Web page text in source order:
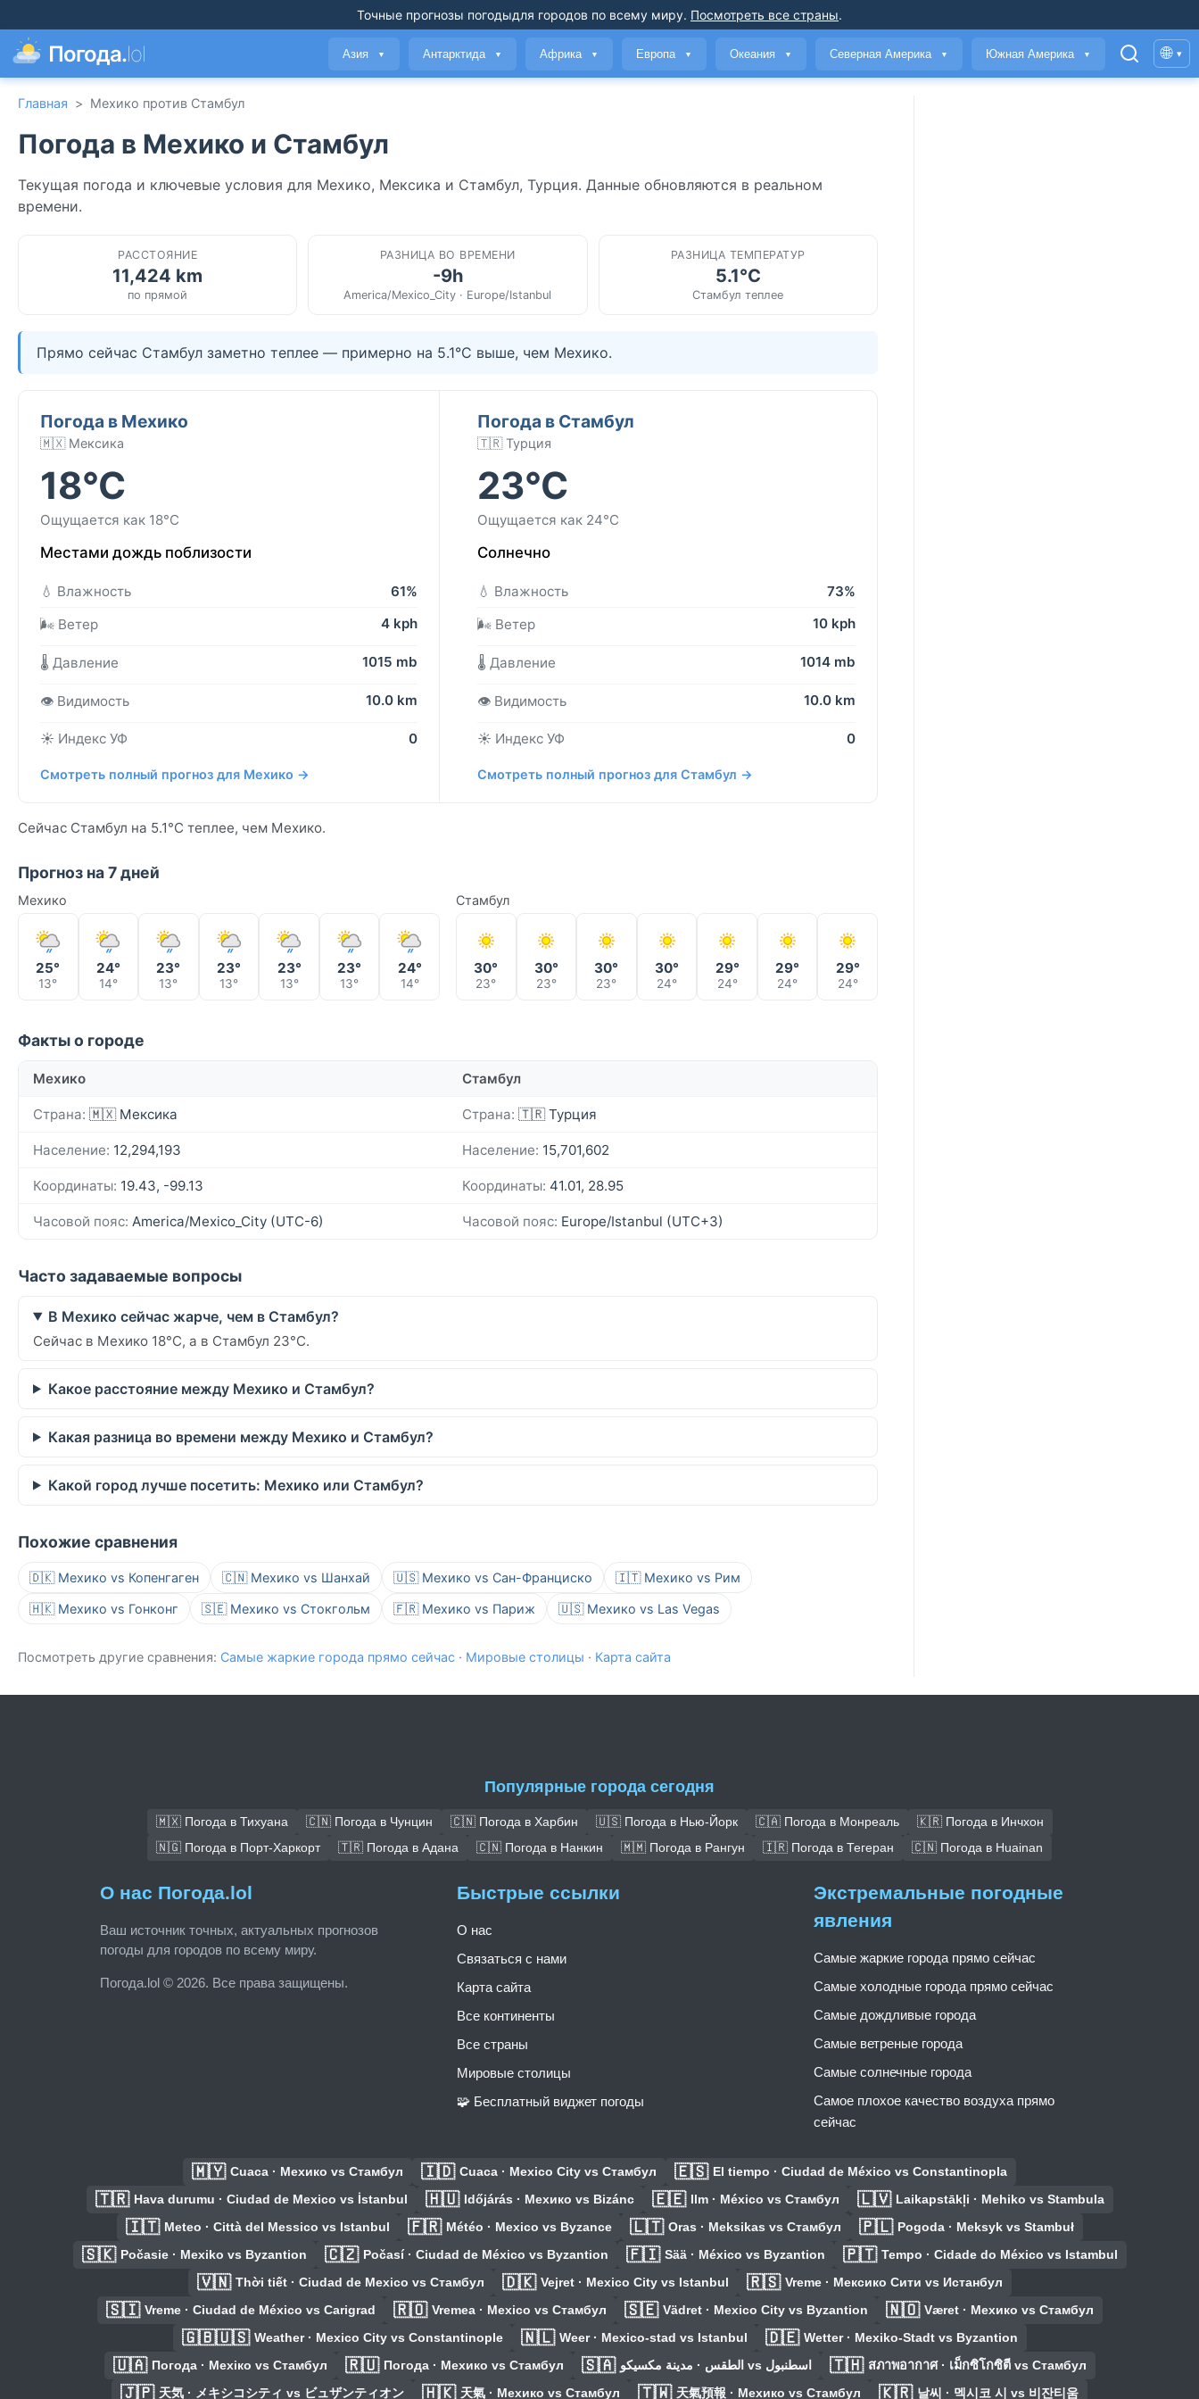
Точные прогнозы погодыдля городов по всему миру. Посмотреть все страны.
Погода.lol Азия ▼ Антарктида ▼ Африка ▼ Европа ▼ Океания ▼ Северная Америка ▼ Южная Америка ▼ 🌐 ▾
Главная > Мехико против Стамбул
Погода в Мехико и Стамбул
Текущая погода и ключевые условия для Мехико, Мексика и Стамбул, Турция. Данные обновляются в реальном
времени.
РАССТОЯНИЕ
11,424 km
по прямой
РАЗНИЦА ВО ВРЕМЕНИ
-9h
America/Mexico_City · Europe/Istanbul
РАЗНИЦА ТЕМПЕРАТУР
5.1°C
Стамбул теплее
Прямо сейчас Стамбул заметно теплее — примерно на 5.1°C выше, чем Мехико.
Погода в Мехико
🇲🇽 Мексика
18°C
Ощущается как 18°C
Местами дождь поблизости
💧 Влажность
61%
🌬️ Ветер
4 kph
🌡️ Давление 1015 mb
👁️ Видимость 10.0 km
☀️ Индекс УФ 0
Смотреть полный прогноз для Мехико →
Погода в Стамбул
🇹🇷 Турция
23°C
Ощущается как 24°C
Солнечно
💧 Влажность
73%
🌬️ Ветер
10 kph
🌡️ Давление 1014 mb
👁️ Видимость 10.0 km
☀️ Индекс УФ 0
Смотреть полный прогноз для Стамбул →
Сейчас Стамбул на 5.1°C теплее, чем Мехико.
Прогноз на 7 дней
Мехико
25°
13°
24°
14°
23°
13°
23°
13°
23°
13°
23°
13°
24°
14°
Стамбул
30°
23°
30°
23°
30°
23°
30°
24°
29°
24°
29°
24°
29°
24°
Факты о городе
Мехико Стамбул
Страна: 🇲🇽 Мексика Страна: 🇹🇷 Турция
Население: 12,294,193 Население: 15,701,602
Координаты: 19.43, -99.13 Координаты: 41.01, 28.95
Часовой пояс: America/Mexico_City (UTC-6) Часовой пояс: Europe/Istanbul (UTC+3)
Часто задаваемые вопросы
В Мехико сейчас жарче, чем в Стамбул?
Сейчас в Мехико 18°C, а в Стамбул 23°C.
Какое расстояние между Мехико и Стамбул?
Какая разница во времени между Мехико и Стамбул?
Какой город лучше посетить: Мехико или Стамбул?
Похожие сравнения
🇩🇰 Мехико vs Копенгаген 🇨🇳 Мехико vs Шанхай 🇺🇸 Мехико vs Сан-Франциско 🇮🇹 Мехико vs Рим
🇭🇰 Мехико vs Гонконг 🇸🇪 Мехико vs Стокгольм 🇫🇷 Мехико vs Париж 🇺🇸 Мехико vs Las Vegas
Посмотреть другие сравнения: Самые жаркие города прямо сейчас · Мировые столицы · Карта сайта
Популярные города сегодня
🇲🇽 Погода в Тихуана 🇨🇳 Погода в Чунцин 🇨🇳 Погода в Харбин 🇺🇸 Погода в Нью-Йорк 🇨🇦 Погода в Монреаль
🇰🇷 Погода в Инчхон
🇳🇬 Погода в Порт-Харкорт
🇹🇷 Погода в Адана 🇨🇳 Погода в Нанкин 🇲🇲 Погода в Рангун 🇮🇷 Погода в Тегеран 🇨🇳 Погода в Huainan
О нас Погода.lol
Ваш источник точных, актуальных прогнозов
погоды для городов по всему миру.
Погода.lol © 2026. Все права защищены.
Быстрые ссылки
О нас
Связаться с нами
Карта сайта
Все континенты
Все страны
Мировые столицы
🧩 Бесплатный виджет погоды
Экстремальные погодные
явления
Самые жаркие города прямо сейчас
Самые холодные города прямо сейчас
Самые дождливые города
Самые ветреные города
Самые солнечные города
Самое плохое качество воздуха прямо
сейчас
🇲🇾 Cuaca · Мехико vs Стамбул 🇮🇩 Cuaca · Mexico City vs Стамбул 🇪🇸 El tiempo · Ciudad de México vs Constantinopla
🇹🇷 Hava durumu · Ciudad de Mexico vs İstanbul 🇭🇺 Időjárás · Мехико vs Bizánc 🇪🇪 Ilm · México vs Стамбул 🇱🇻 Laikapstākļi · Mehiko vs Stambula
🇮🇹 Meteo · Città del Messico vs Istanbul 🇫🇷 Météo · Mexico vs Byzance 🇱🇹 Oras · Meksikas vs Стамбул 🇵🇱 Pogoda · Meksyk vs Stambuł
🇸🇰 Počasie · Mexiko vs Byzantion 🇨🇿 Počasí · Ciudad de México vs Byzantion 🇫🇮 Sää · México vs Byzantion 🇵🇹 Tempo · Cidade do México vs Istambul
🇻🇳 Thời tiết · Ciudad de Mexico vs Стамбул 🇩🇰 Vejret · Mexico City vs Istanbul 🇷🇸 Vreme · Мексико Сити vs Истанбул
🇸🇮 Vreme · Ciudad de México vs Carigrad 🇷🇴 Vremea · Mexico vs Стамбул 🇸🇪 Vädret · Mexico City vs Byzantion 🇳🇴 Været · Мехико vs Стамбул
🇬🇧🇺🇸 Weather · Mexico City vs Constantinople 🇳🇱 Weer · Mexico-stad vs Istanbul 🇩🇪 Wetter · Mexiko-Stadt vs Byzantion
🇺🇦 Погода · Мехіко vs Стамбул 🇷🇺 Погода · Мехико vs Стамбул 🇸🇦 الطقس · مدينة مكسيكو vs اسطنبول 🇹🇭 สภาพอากาศ · เม็กซิโกซิตี vs Стамбул
🇯🇵 天気 · メキシコシティ vs ビュザンティオン 🇭🇰 天氣 · Мехико vs Стамбул 🇹🇼 天氣預報 · Мехико vs Стамбул 🇰🇷 날씨 · 멕시코 시 vs 비잔티움